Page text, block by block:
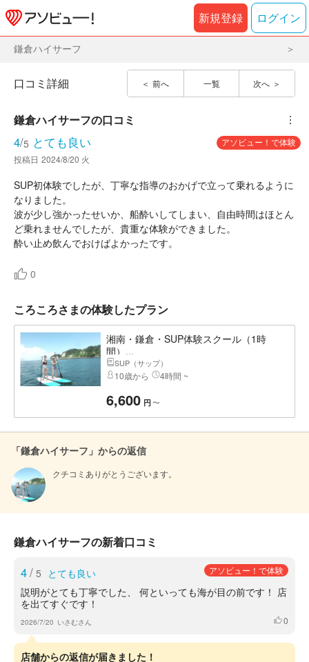
新規登録 ログイン
鎌倉ハイサーフ
前へ 一覧 次へ
口コミ詳細
鎌倉ハイサーフの口コミ ︙
4/5 とても良い
アソビュー！で体験
投稿日 2024/8/20 火
SUP初体験でしたが、丁寧な指導のおかげで立って乗れるように
なりました。
波が少し強かったせいか、船酔いしてしまい、自由時間はほとん
ど乗れませんでしたが、貴重な体験ができました。
酔い止め飲んでおけばよかったです。
0
ころころさまの体験したプラン
湘南・鎌倉・SUP体験スクール（1時
間）...
SUP（サップ）
10歳から 4時間 ~
6,600 円 〜
「鎌倉ハイサーフ」からの返信
クチコミありがとうございます。
鎌倉ハイサーフの新着口コミ
4/ 5 とても良い アソビュー！で体験
説明がとても丁寧でした、 何といっても海が目の前です！ 店
を出てすぐです！
2026/7/20 いさむさん いいね
0
店舗からの返信が届きました！